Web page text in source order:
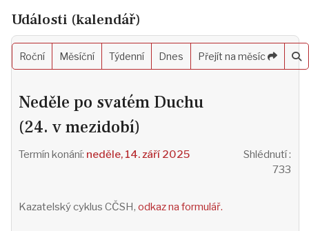
Události (kalendář)
Roční Měsíční Týdenní Dnes Přejít na měsíc
Neděle po svatém Duchu
(24. v mezidobí)
neděle, 14. září 2025 Shlédnutí:
733
Kazatelský cyklus CČSH, odkaz na formulář.